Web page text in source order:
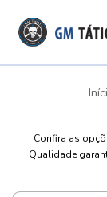
Confira as
Qualidade